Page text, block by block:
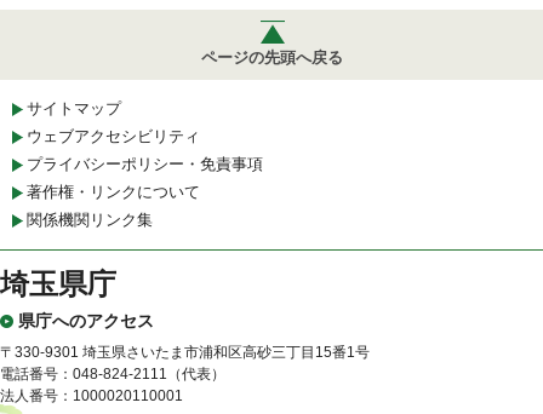
ページの先頭へ戻る
サイトマップ
ウェブアクセシビリティ
プライバシーポリシー・免責事項
著作権・リンクについて
関係機関リンク集
埼玉県庁
県庁へのアクセス
〒330-9301 埼玉県さいたま市浦和区高砂三丁目15番1号
電話番号：048-824-2111（代表）
法人番号：1000020110001